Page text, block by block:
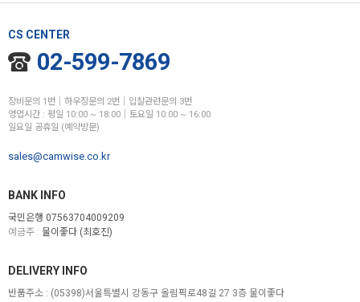
CS CENTER
02-599-7869
장비문의 1번│하우징문의 2번│입찰관련문의 3번
영업시간 : 평일 10:00 ~ 18:00│토요일 10:00 ~ 16:00
일요일 공휴일 (예약방문)
sales@camwise.co.kr
BANK INFO
국민은행 07563704009209
예금주 : 물이좋다 (최호진)
DELIVERY INFO
반품주소 : (05398)서울특별시 강동구 올림픽로48길 27 3층 물이좋다